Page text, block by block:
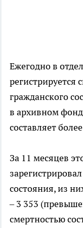
Ежегодно в
регистрируется
гражданского
в архивном
составляет
За 11 месяцев
состояния, из
– 3 353
смертностью